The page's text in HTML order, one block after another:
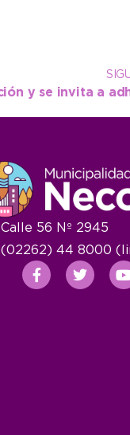
Calle 56 Nº 2945
(02262) 44 8000